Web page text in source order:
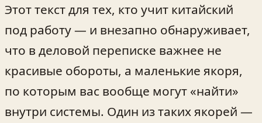
Этот текст для тех, кто учит китайский
под работу — и внезапно обнаруживает,
что в деловой переписке важнее не
красивые обороты, а маленькие якоря,
по которым вас вообще могут «найти»
внутри системы. Один из таких якорей —